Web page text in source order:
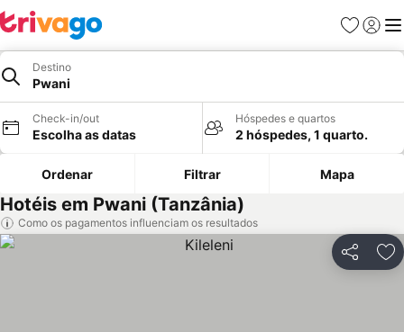
Favoritos
Iniciar
Destino
Pwani
Check-in/out
Escolha as datas
Hóspedes e quartos
2 hóspedes, 1 quarto.
Ordenar Filtrar Mapa
Hotéis em Pwani (Tanzânia)
Como os pagamentos influenciam os resultados
Partilhar